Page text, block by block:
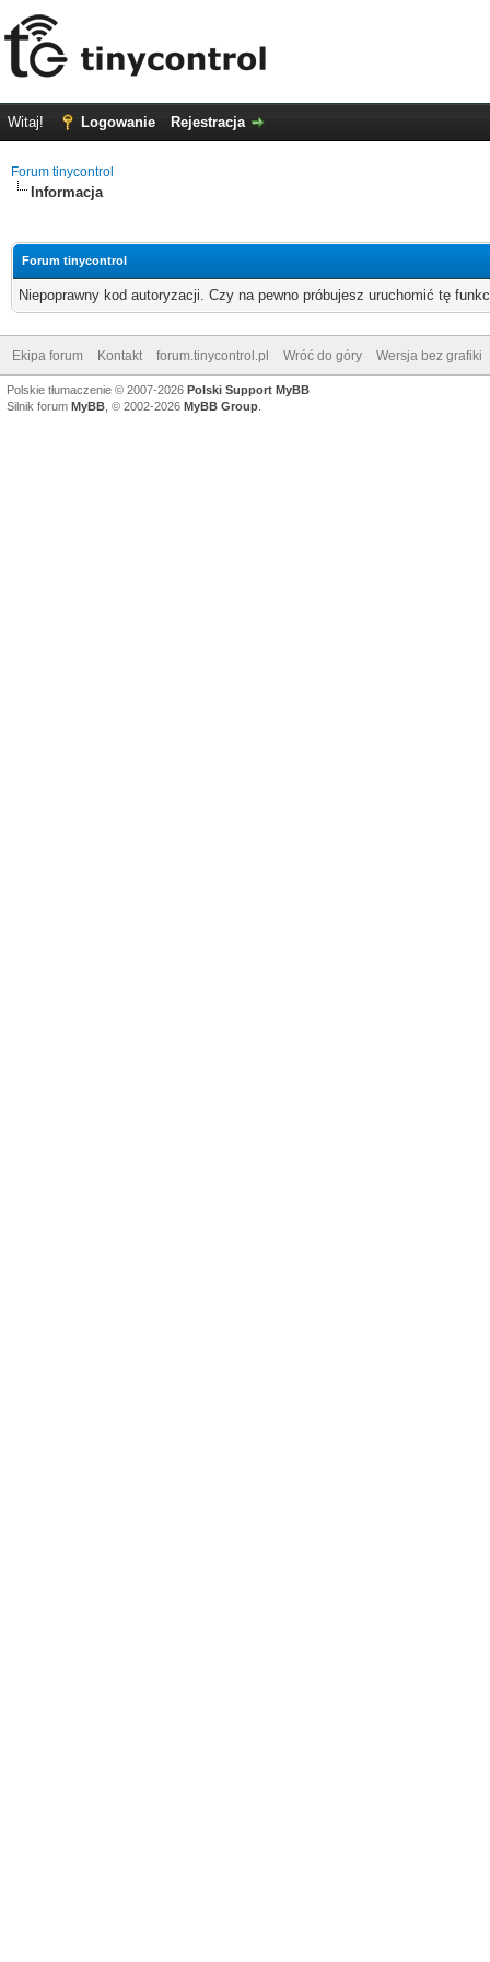
Witaj! Logowanie Rejestracja
Forum tinycontrol
Informacja
Forum tinycontrol
Niepoprawny kod autoryzacji. Czy na pewno próbujesz uruchomić tę
Ekipa forum Kontakt forum.tinycontrol.pl Wróć do góry Wersja bez grafiki
Polskie tłumaczenie © 2007-2026 Polski Support MyBB
Silnik forum MyBB , © 2002-2026 MyBB Group